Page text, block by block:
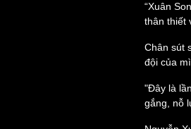
Phòng mạch online
Ăn sạch sống khỏe
“Xuân
thân thiết
Chân sút
đội của
"Đây là
gắng, nỗ